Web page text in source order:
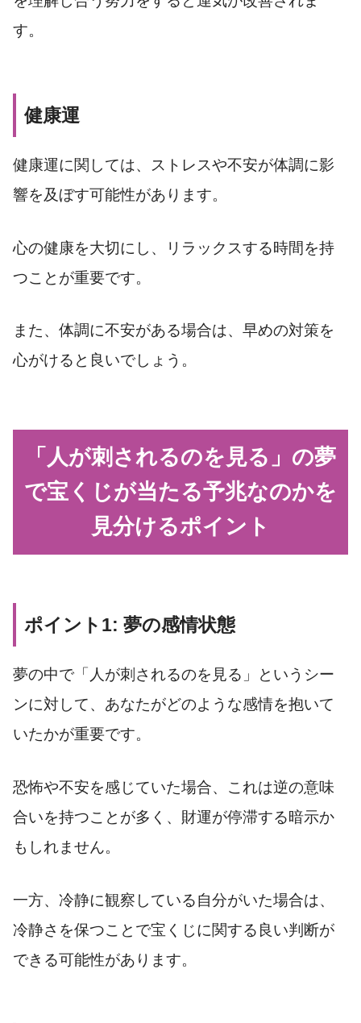
す。
健康運
健康運に関しては、ストレスや不安が体調に影
響を及ぼす可能性があります。
心の健康を大切にし、リラックスする時間を持
つことが重要です。
また、体調に不安がある場合は、早めの対策を
心がけると良いでしょう。
「人が刺されるのを見る」の夢
で宝くじが当たる予兆なのかを
見分けるポイント
ポイント1: 夢の感情状態
夢の中で「人が刺されるのを見る」というシー
ンに対して、あなたがどのような感情を抱いて
いたかが重要です。
恐怖や不安を感じていた場合、これは逆の意味
合いを持つことが多く、財運が停滞する暗示か
もしれません。
一方、冷静に観察している自分がいた場合は、
冷静さを保つことで宝くじに関する良い判断が
できる可能性があります。